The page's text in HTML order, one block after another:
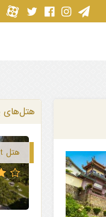
هتل‌های
هتل Bayview Beach Resort پنانگ